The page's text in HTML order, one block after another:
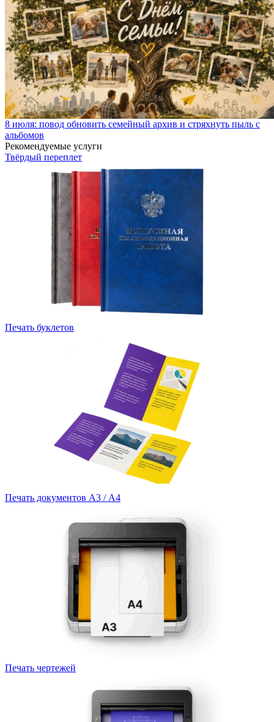
8 июля: повод обновить семейный архив и стряхнуть пыль с
альбомов
Рекомендуемые услуги
Твёрдый переплет
Печать буклетов
Печать документов А3 / А4
Печать чертежей